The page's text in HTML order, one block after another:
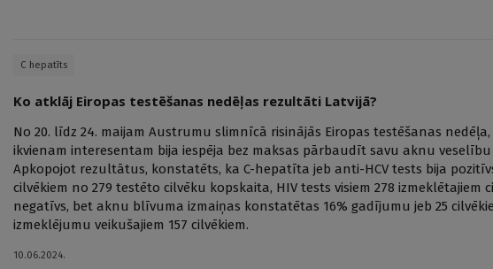
C hepatīts
Ko atklāj Eiropas testēšanas nedēļas rezultāti Latvijā?
No 20. līdz 24. maijam Austrumu slimnīcā risinājās Eiropas testēšanas
ikvienam interesentam bija iespēja bez maksas pārbaudīt savu aknu
Apkopojot rezultātus, konstatēts, ka C-hepatīta jeb anti-HCV tests bija
cilvēkiem no 279 testēto cilvēku kopskaita, HIV tests visiem 278 izmeklētajiem
negatīvs, bet aknu blīvuma izmaiņas konstatētas 16% gadījumu jeb 25
izmeklējumu veikušajiem 157 cilvēkiem.
10.06.2024.